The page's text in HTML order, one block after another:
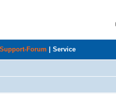
Support-Forum Service